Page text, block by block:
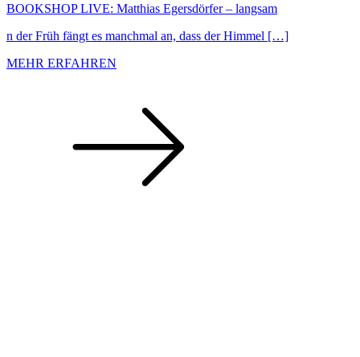
BOOKSHOP LIVE: Matthias Egersdörfer – langsam
n der Früh fängt es manchmal an, dass der Himmel […]
MEHR ERFAHREN